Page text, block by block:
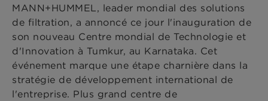
MANN+HUMMEL, leader mondial des solutions
de filtration, a annoncé ce jour l'inauguration de
son nouveau Centre mondial de Technologie et
d'Innovation à Tumkur, au Karnataka. Cet
événement marque une étape charnière dans la
stratégie de développement international de
l'entreprise. Plus grand centre de